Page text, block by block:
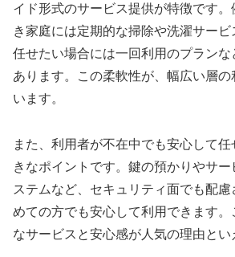
イド形式のサービス提供が特徴です
き家庭には定期的な掃除や洗濯サー
任せたい場合には一回利用のプラン
あります。この柔軟性が、幅広い層
います。
また、利用者が不在中でも安心して
きなポイントです。鍵の預かりやサ
ステムなど、セキュリティ面でも配
めての方でも安心して利用できます
なサービスと安心感が人気の理由とい